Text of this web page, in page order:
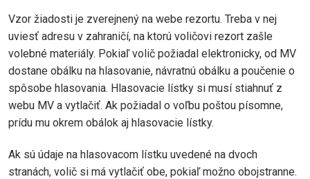
Vzor žiadosti je zverejnený na webe rezortu. Treba v nej
uviesť adresu v zahraničí, na ktorú voličovi rezort zašle
volebné materiály. Pokiaľ volič požiadal elektronicky, od MV
dostane obálku na hlasovanie, návratnú obálku a poučenie o
spôsobe hlasovania. Hlasovacie lístky si musí stiahnuť z
webu MV a vytlačiť. Ak požiadal o voľbu poštou písomne,
prídu mu okrem obálok aj hlasovacie lístky.
Ak sú údaje na hlasovacom lístku uvedené na dvoch
stranách, volič si má vytlačiť obe, pokiaľ možno obojstranne.